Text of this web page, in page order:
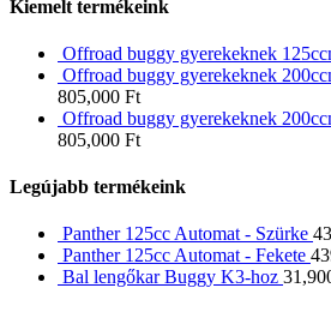
Kiemelt termékeink
Offroad buggy gyerekeknek
Offroad buggy gyerekeknek
805,000 Ft
Offroad buggy gyerekeknek
805,000 Ft
Legújabb termékeink
Panther 125cc Automat - Szürke
Panther 125cc Automat - Fekete
Bal lengőkar Buggy K3-hoz